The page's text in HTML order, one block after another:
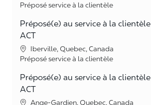
Catégorie
Préposé service à la clientèle
Préposé(e) au service à la
ACT
LieuIberville, Quebec, Canada
Catégorie
Préposé service à la clientèle
Préposé(e) au service à la
ACT
LieuAnge-Gardien, Quebec, Canada